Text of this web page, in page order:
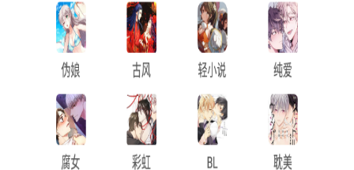
1. 智能推荐：利用亲漫的智能推荐系统，可以快速找到符合
自己口味的漫画作品，节省寻找时间。
2. 离线下载：支持离线下载功能，用户可以将喜欢的漫画保
存到本地，无需网络连接即可随时阅读。
3. 个性化设置：根据自己的喜好，调整阅读设置，如字体大
小、背景颜色等，以获得更舒适的阅读体验。